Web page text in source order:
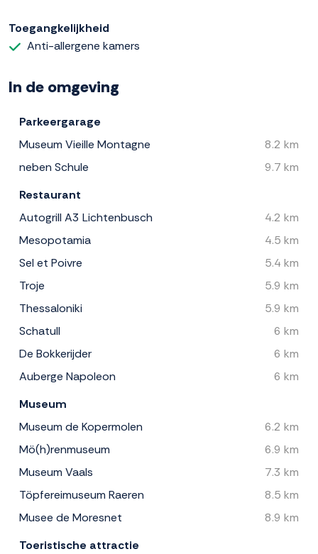
Toegangkelijkheid
Anti-allergene kamers
In de omgeving
Parkeergarage
Museum Vieille Montagne
8.2 km
neben Schule
9.7 km
Restaurant
Autogrill A3 Lichtenbusch
4.2 km
Mesopotamia
4.5 km
Sel et Poivre
5.4 km
Troje
5.9 km
Thessaloniki
5.9 km
Schatull
6 km
De Bokkerijder
6 km
Auberge Napoleon
6 km
Museum
Museum de Kopermolen
6.2 km
Mö(h)renmuseum
6.9 km
Museum Vaals
7.3 km
Töpfereimuseum Raeren
8.5 km
Musee de Moresnet
8.9 km
Toeristische attractie